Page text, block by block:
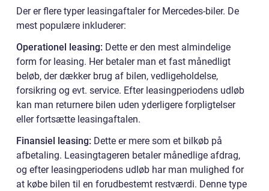
Der er flere typer leasingaftaler for Mercedes-biler. De
mest populære inkluderer:
Operationel leasing: Dette er den mest almindelige
form for leasing. Her betaler man et fast månedligt
beløb, der dækker brug af bilen, vedligeholdelse,
forsikring og evt. service. Efter leasingperiodens udløb
kan man returnere bilen uden yderligere forpligtelser
eller fortsætte leasingaftalen.
Finansiel leasing: Dette er mere som et bilkøb på
afbetaling. Leasingtageren betaler månedlige afdrag,
og efter leasingperiodens udløb har man mulighed for
at købe bilen til en forudbestemt restværdi. Denne type